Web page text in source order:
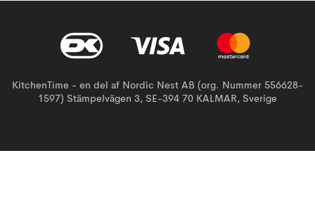
KitchenTime - en del af Nordic Nest AB (org. Nummer 556628-
1597) Stämpelvägen 3, SE-394 70 KALMAR, Sverige